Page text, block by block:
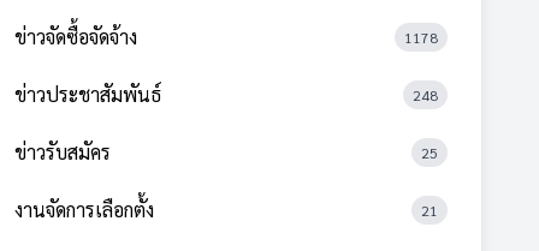
ข่าวจัดซื้อจัดจ้าง 1178
ข่าวประชาสัมพันธ์ 248
ข่าวรับสมัคร 25
งานจัดการเลือกตั้ง 21